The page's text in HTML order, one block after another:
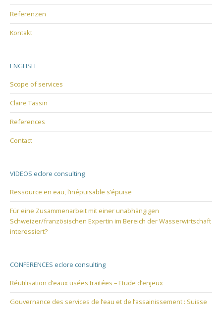
Referenzen
Kontakt
ENGLISH
Scope of services
Claire Tassin
References
Contact
VIDEOS eclore consulting
Ressource en eau, l’inépuisable s’épuise
Für eine Zusammenarbeit mit einer unabhängigen
Schweizer/französischen Expertin im Bereich der Wasserwirtschaft
interessiert?
CONFERENCES eclore consulting
Réutilisation d’eaux usées traitées – Etude d’enjeux
Gouvernance des services de l’eau et de l’assainissement : Suisse